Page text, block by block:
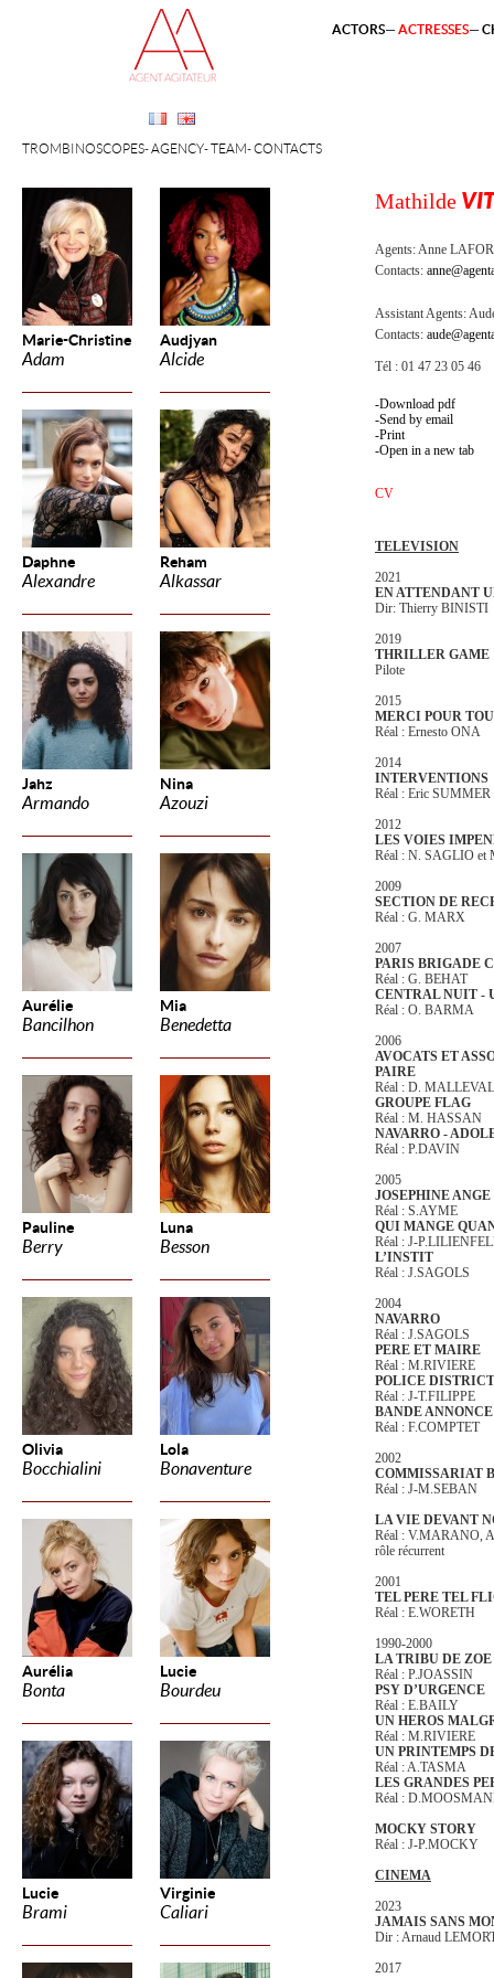
Marie-Christine
Adam
Audjyan
Alcide
Daphne
Alexandre
Reham
Alkassar
Jahz
Armando
Nina
Azouzi
Aurélie
Bancilhon
Mia
Benedetta
Pauline
Berry
Luna
Besson
Olivia
Bocchialini
Lola
Bonaventure
Aurélia
Bonta
Lucie
Bourdeu
Lucie
Brami
Virginie
Caliari
TROMBINOSCOPES AGENCY TEAM CONTACTS
ACTORS ACTRESSES
Mathilde
Agents:Anne
Contacts:
Assistant Agents:
Contacts:
Tél : 01 47 23 05 46
Download pdf
Send by email
Print
Open in a new tab
CV
TELEVISION
2021
EN ATTENDANT
Dir: Thierry BINISTI
2019
THRILLER GAME
Pilote
2015
MERCI POUR
Réal : Ernesto ONA
2014
INTERVENTIONS
Réal : Eric SUMMER
2012
LES VOIES
Réal : N. SAGLIO et
2009
SECTION DE
Réal : G. MARX
2007
PARIS BRIGADE
Réal : G. BEHAT
CENTRAL NUIT -
Réal : O. BARMA
2006
AVOCATS ET
PAIRE
Réal : D. MALLEVAL
GROUPE FLAG
Réal : M. HASSAN
NAVARRO -
Réal : P.DAVIN
2005
JOSEPHINE
Réal : S.AYME
QUI MANGE
Réal : J-
L’INSTIT
Réal : J.SAGOLS
2004
NAVARRO
Réal : J.SAGOLS
PERE ET MAIRE
Réal : M.RIVIERE
POLICE DISTRICT
Réal : J-T.FILIPPE
BANDE
Réal : F.COMPTET
2002
COMMISSARIAT
Réal : J-M.SEBAN
LA VIE DEVANT
Réal : V.MARANO,
rôle récurrent
2001
TEL PERE TEL
Réal : E.WORETH
1990-2000
LA TRIBU DE ZOE
Réal : P.JOASSIN
PSY D’URGENCE
Réal : E.BAILY
UN HEROS
Réal : M.RIVIERE
UN PRINTEMPS
Réal : A.TASMA
LES GRANDES
Réal :
MOCKY STORY
Réal : J-P.MOCKY
CINEMA
2023
JAMAIS SANS
Dir : Arnaud
2017